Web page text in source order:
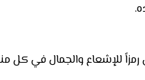
للإشعاع والجمال في